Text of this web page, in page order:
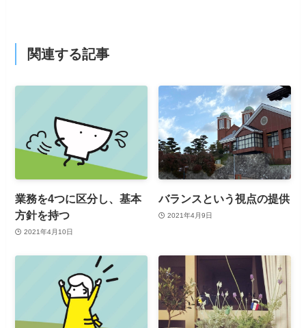
関連する記事
業務を4つに区分し、基本
方針を持つ
2021年4月10日
バランスという視点の提供
2021年4月9日